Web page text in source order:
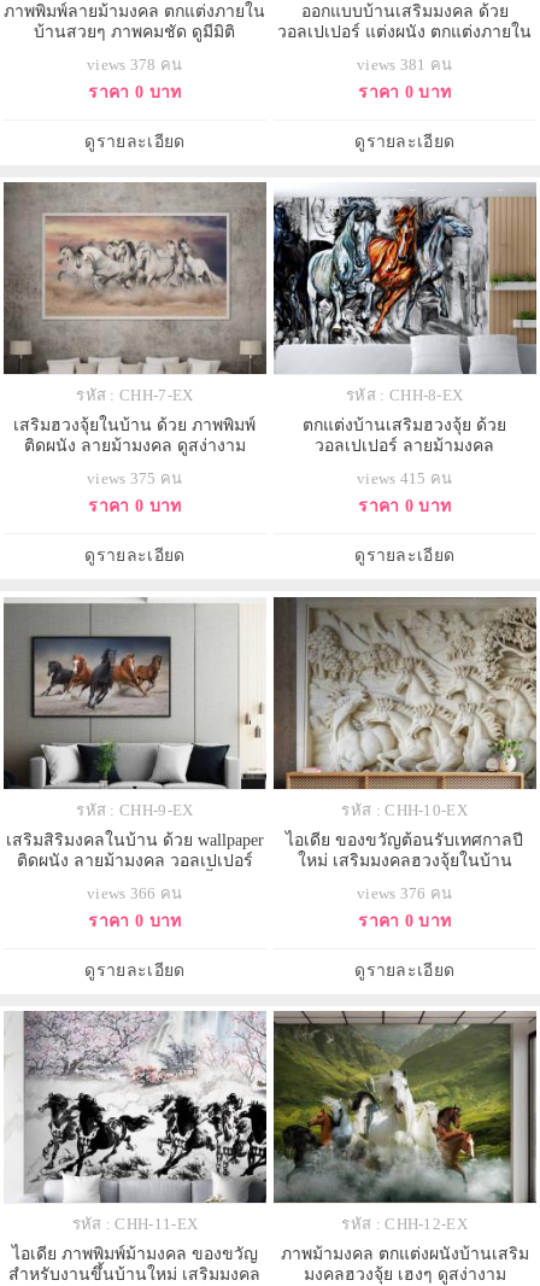
ภาพพิมพ์ลายม้ามงคล ตกแต่งภายใน
บ้านสวยๆ ภาพคมชัด ดูมีมิติ
views 378 คน
ราคา 0 บาท
ดูรายละเอียด
ออกแบบบ้านเสริมมงคล ด้วย
วอลเปเปอร์ แต่งผนัง ตกแต่งภายใน
views 381 คน
ราคา 0 บาท
ดูรายละเอียด
รหัส : CHH-7-EX
เสริมฮวงจุ้ยในบ้าน ด้วย ภาพพิมพ์
ติดผนัง ลายม้ามงคล ดูสง่างาม
views 375 คน
ราคา 0 บาท
ดูรายละเอียด
รหัส : CHH-8-EX
ตกแต่งบ้านเสริมฮวงจุ้ย ด้วย
วอลเปเปอร์ ลายม้ามงคล
views 415 คน
ราคา 0 บาท
ดูรายละเอียด
รหัส : CHH-9-EX
เสริมสิริมงคลในบ้าน ด้วย wallpaper
ติดผนัง ลายม้ามงคล วอลเปเปอร์
views 366 คน
ราคา 0 บาท
ดูรายละเอียด
รหัส : CHH-10-EX
ไอเดีย ของขวัญต้อนรับเทศกาลปี
ใหม่ เสริมมงคลฮวงจุ้ยในบ้าน
views 376 คน
ราคา 0 บาท
ดูรายละเอียด
รหัส : CHH-11-EX
ไอเดีย ภาพพิมพ์ม้ามงคล ของขวัญ
สำหรับงานขึ้นบ้านใหม่ เสริมมงคล
รหัส : CHH-12-EX
ภาพม้ามงคล ตกแต่งผนังบ้านเสริม
มงคลฮวงจุ้ย เฮงๆ ดูสง่างาม